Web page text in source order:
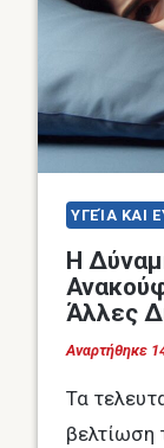
ΥΓΕΊΑ ΚΑΙ
Η
Άλλες
Αναρτήθηκε
Τα
βελτίωση